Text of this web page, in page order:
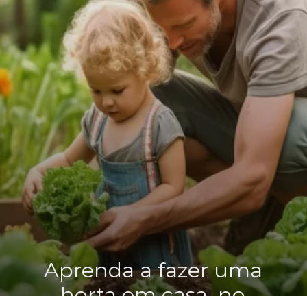
Aprenda a fazer uma